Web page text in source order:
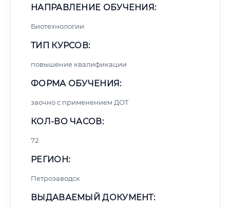
НАПРАВЛЕНИЕ ОБУЧЕНИЯ:
Биотехнологии
ТИП КУРСОВ:
повышение квалификации
ФОРМА ОБУЧЕНИЯ:
заочно с применением ДОТ
КОЛ-ВО ЧАСОВ:
72
РЕГИОН:
Петрозаводск
ВЫДАВАЕМЫЙ ДОКУМЕНТ: